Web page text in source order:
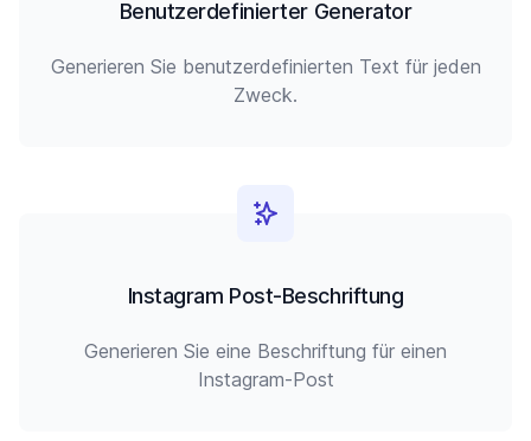
Benutzerdefinierter Generator
Generieren Sie benutzerdefinierten Text für jeden
Zweck.
Instagram Post-Beschriftung
Generieren Sie eine Beschriftung für einen
Instagram-Post